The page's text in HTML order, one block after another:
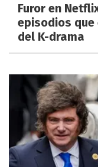
Furor en
episodios
del K-drama